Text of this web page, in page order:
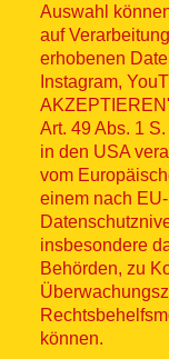
Auswahl
auf
erhobenen
Instagram,
Art. 49 Abs. 1
in den USA
vom
einem nach
insbesondere
Behörden, zu
können.
© ASB 2026
Impressum
Datenschutz
Kontakt
Lieferkette
Widerruf